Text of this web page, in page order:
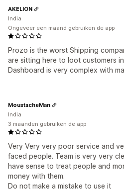
Prozo is the worst Shipping
are sitting here to loot customers
Dashboard is very complex with
AKELION
India
Ongeveer een maand gebruiken de app
Very Very very poor service and
faced people. Team is very very
have sense to treat people and
money with them.
Do not make a mistake to use it
MoustacheMan
India
3 maanden gebruiken de app